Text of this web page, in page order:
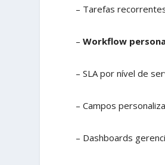
– Tarefas
–Workflow
– SLA por nível de
– Campos
– Dashboards